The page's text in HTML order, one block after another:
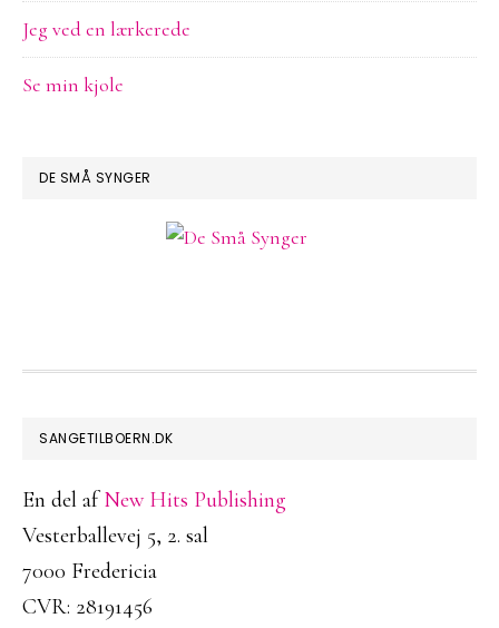
Jeg ved en lærkerede
Se min kjole
DE SMÅ SYNGER
FOOTER
SANGETILBOERN.DK
En del afNew Hits Publishing
Vesterballevej 5, 2. sal
7000 Fredericia
CVR: 28191456